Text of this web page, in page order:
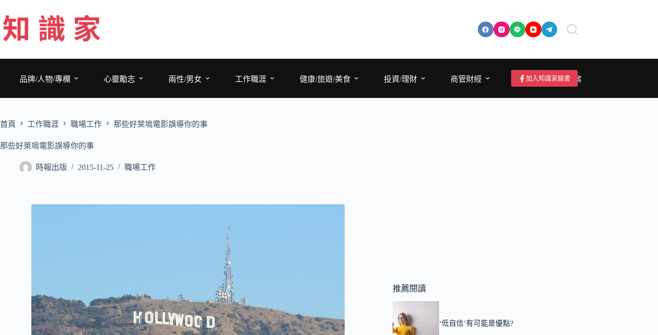
至
主
要
品牌/人物/專欄
心靈勵志 兩性/男女 工作職涯 健康/旅遊/美食 投資/理財 商管財經 成為作者/投稿/提案
加入知識家臉書
首頁 工作職涯 職場工作 那些好萊塢電影誤導你的事
那些好萊塢電影誤導你的事
時報出版 2015-11-25 職場工作
推薦閱讀
‘低自信’有可能是優點?